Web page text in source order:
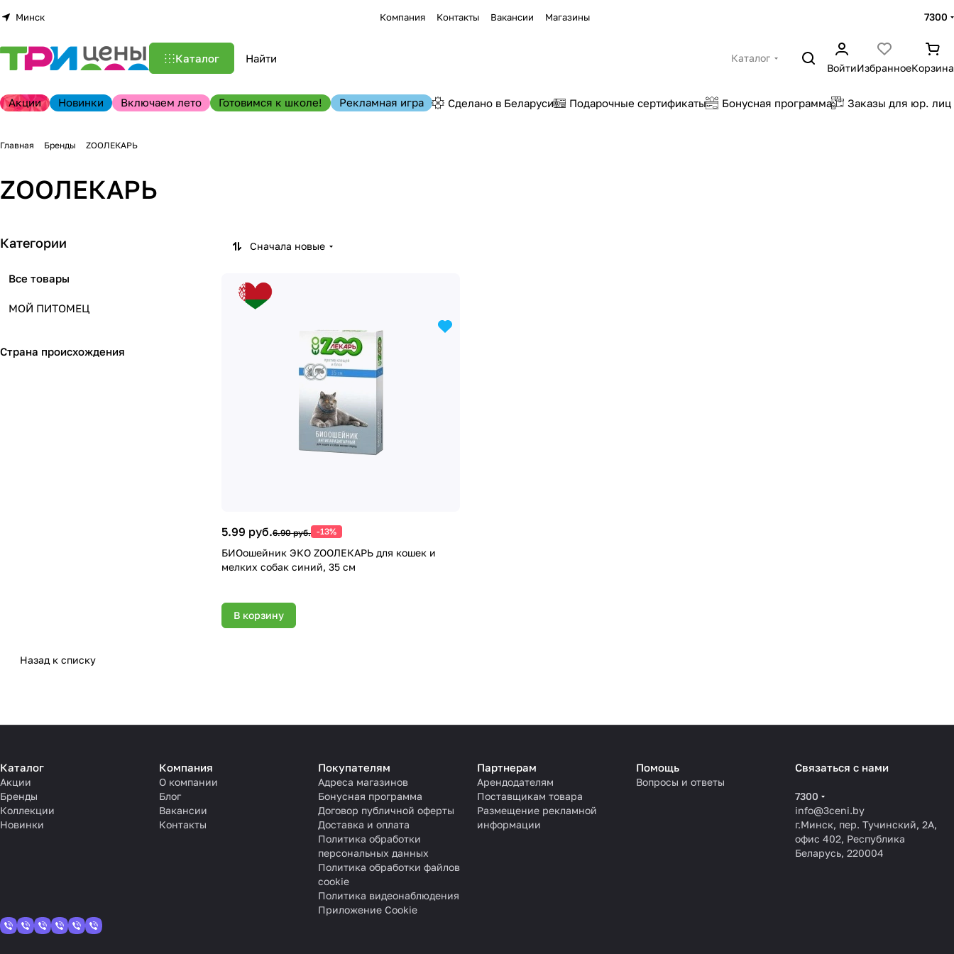
Минск Компания Контакты Вакансии Магазины 7300
Каталог
Каталог
ВойтиИзбранноеКорзина
Акции Новинки Включаем лето Готовимся к школе! Рекламная игра Сделано в Беларуси Подарочные сертификаты Бонусная программа Заказы для юр. лиц
Главная Бренды ZOOЛЕКАРЬ
ZOOЛЕКАРЬ
Категории
Все товары
МОЙ ПИТОМЕЦ
Страна происхождения
Сначала новые
5.99 руб.6.90 руб. -13%
БИОошейник ЭКО ZOOЛЕКАРЬ для кошек и
мелких собак синий, 35 см
В корзину
Назад к списку
Каталог
Акции
Бренды
Коллекции
Новинки
Компания
О компании
Блог
Вакансии
Контакты
Покупателям
Адреса магазинов
Бонусная программа
Договор публичной оферты
Доставка и оплата
Политика обработки
персональных данных
Политика обработки файлов
cookie
Политика видеонаблюдения
Приложение Cookie
Партнерам
Арендодателям
Поставщикам товара
Размещение рекламной
информации
Помощь
Вопросы и ответы
Связаться с нами
7300
info@3ceni.by
г.Минск, пер. Тучинский, 2А,
офис 402, Республика
Беларусь, 220004